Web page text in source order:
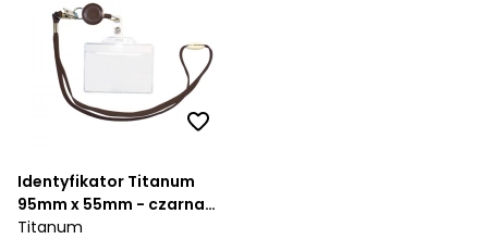
Identyfikator Titanum
95mm x 55mm - czarna
smycz (124853)
Titanum